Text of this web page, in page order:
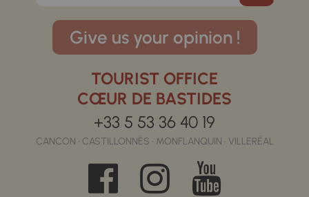
Give us your opinion !
TOURIST OFFICE
CŒUR DE BASTIDES
+33 5 53 36 40 19
CANCON • CASTILLONNÈS • MONFLANQUIN • VILLERÉAL